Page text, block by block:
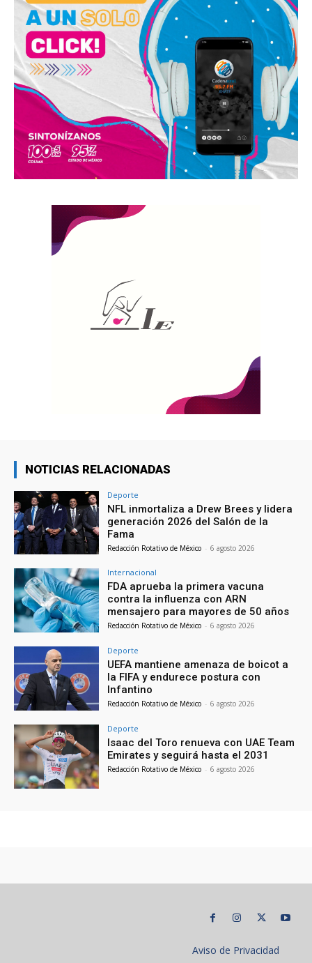
NOTICIAS RELACIONADAS
Deporte
NFL inmortaliza a Drew Brees y lidera
generación 2026 del Salón de la
Fama
Redacción Rotativo de México - 6 agosto 2026
Internacional
FDA aprueba la primera vacuna
contra la influenza con ARN
mensajero para mayores de 50 años
Redacción Rotativo de México - 6 agosto 2026
Deporte
UEFA mantiene amenaza de boicot a
la FIFA y endurece postura con
Infantino
Redacción Rotativo de México - 6 agosto 2026
Deporte
Isaac del Toro renueva con UAE Team
Emirates y seguirá hasta el 2031
Redacción Rotativo de México - 6 agosto 2026
Aviso de Privacidad